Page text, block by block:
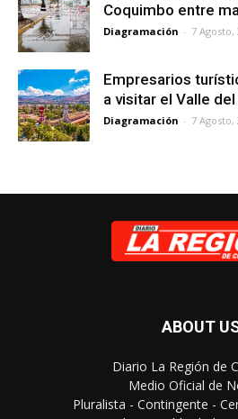
Coquimbo entre
Diagramación - 7 Agosto,
Empresarios
a visitar el Valle del
Diagramación - 7 Agosto,
ABOUT
Diario La Región de
Medio Oficial de
Pluralista - Contingente -